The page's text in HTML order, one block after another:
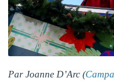
Par Joanne D’Arc (